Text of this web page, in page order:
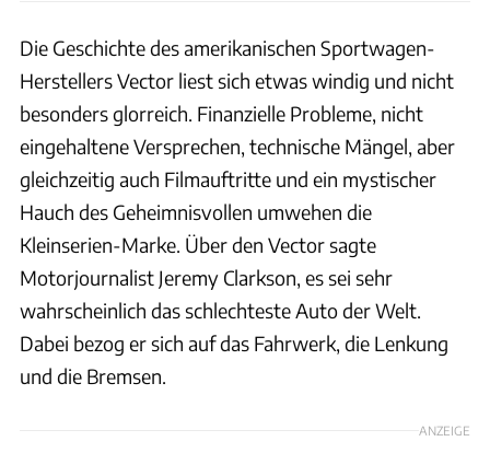
Die Geschichte des amerikanischen Sportwagen-
Herstellers Vector liest sich etwas windig und nicht
besonders glorreich. Finanzielle Probleme, nicht
eingehaltene Versprechen, technische Mängel, aber
gleichzeitig auch Filmauftritte und ein mystischer
Hauch des Geheimnisvollen umwehen die
Kleinserien-Marke. Über den Vector sagte
Motorjournalist Jeremy Clarkson, es sei sehr
wahrscheinlich das schlechteste Auto der Welt.
Dabei bezog er sich auf das Fahrwerk, die Lenkung
und die Bremsen.
ANZEIGE